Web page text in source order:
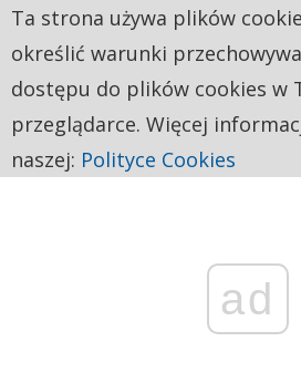
ad
Ta strona używa plików
określić warunki
dostępu do plików cookies w
przeglądarce. Więcej
naszej: Polityce Cookies